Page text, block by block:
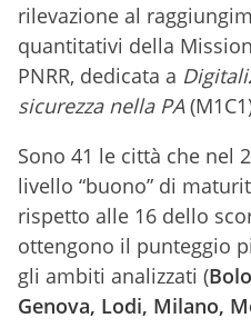
rilevazione al
quantitativi della
PNRR, dedicata a
sicurezza nella PA
Sono 41 le città che nel
livello “buono” di
rispetto alle 16 dello
ottengono il punteggio
gli ambiti analizzati (
Genova, Lodi, Milano,